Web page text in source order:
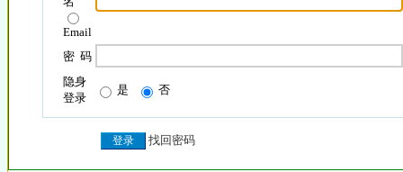
Email
密 码
隐身
登录
是 否
找回密码